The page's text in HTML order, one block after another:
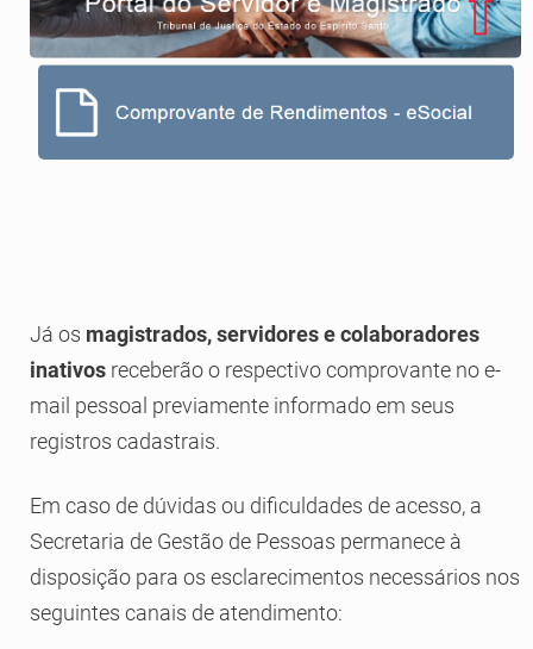
Já os magistrados, servidores e colaboradores
inativos receberão o respectivo comprovante no e-
mail pessoal previamente informado em seus
registros cadastrais.
Em caso de dúvidas ou dificuldades de acesso, a
Secretaria de Gestão de Pessoas permanece à
disposição para os esclarecimentos necessários nos
seguintes canais de atendimento: